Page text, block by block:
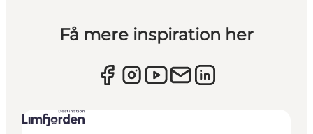
Få mere inspiration her